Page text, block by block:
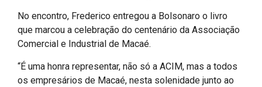
No encontro, Frederico entregou a Bolsonaro o livro
que marcou a celebração do centenário da Associação
Comercial e Industrial de Macaé.
“É uma honra representar, não só a ACIM, mas a todos
os empresários de Macaé, nesta solenidade junto ao